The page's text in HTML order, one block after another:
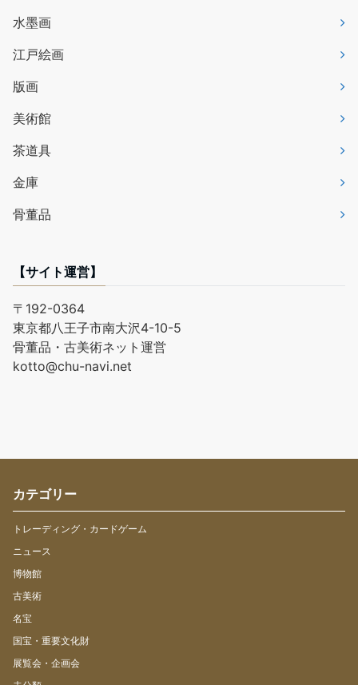
水墨画
江戸絵画
版画
美術館
茶道具
金庫
骨董品
【サイト運営】
〒192-0364
東京都八王子市南大沢4-10-5
骨董品・古美術ネット運営
kotto@chu-navi.net
カテゴリー
トレーディング・カードゲーム
ニュース
博物館
古美術
名宝
国宝・重要文化財
展覧会・企画会